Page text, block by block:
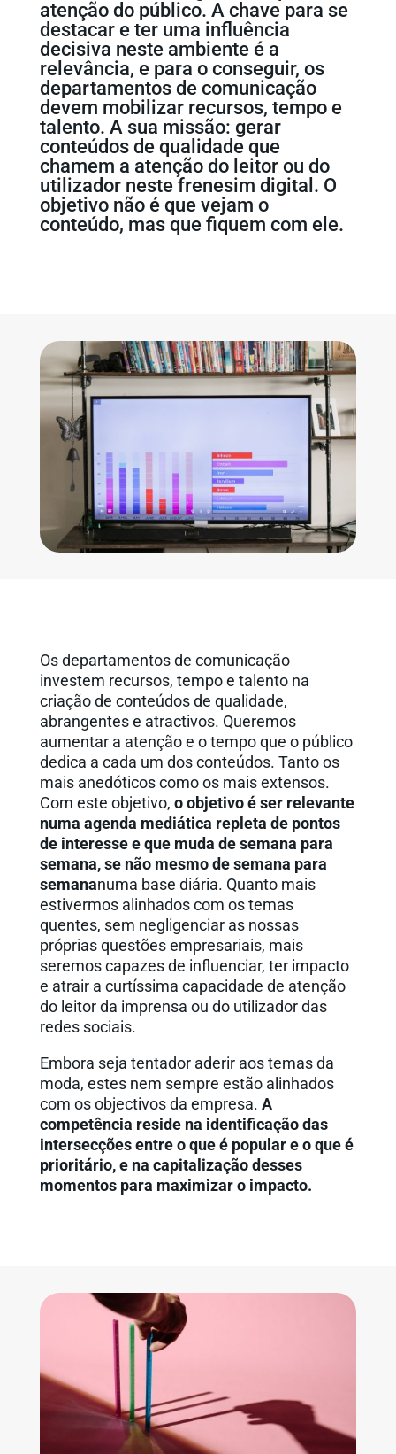
atenção do público. A chave para se
destacar e ter uma influência
decisiva neste ambiente é a
relevância, e para o conseguir, os
departamentos de comunicação
devem mobilizar recursos, tempo e
talento. A sua missão: gerar
conteúdos de qualidade que
chamem a atenção do leitor ou do
utilizador neste frenesim digital. O
objetivo não é que vejam o
conteúdo, mas que fiquem com ele.
Os departamentos de comunicação
investem recursos, tempo e talento na
criação de conteúdos de qualidade,
abrangentes e atractivos. Queremos
aumentar a atenção e o tempo que o público
dedica a cada um dos conteúdos. Tanto os
mais anedóticos como os mais extensos.
Com este objetivo, o objetivo é ser relevante
numa agenda mediática repleta de pontos
de interesse e que muda de semana para
semana, se não mesmo de semana para
semananuma base diária. Quanto mais
estivermos alinhados com os temas
quentes, sem negligenciar as nossas
próprias questões empresariais, mais
seremos capazes de influenciar, ter impacto
e atrair a curtíssima capacidade de atenção
do leitor da imprensa ou do utilizador das
redes sociais.
Embora seja tentador aderir aos temas da
moda, estes nem sempre estão alinhados
com os objectivos da empresa. A
competência reside na identificação das
intersecções entre o que é popular e o que é
prioritário, e na capitalização desses
momentos para maximizar o impacto.